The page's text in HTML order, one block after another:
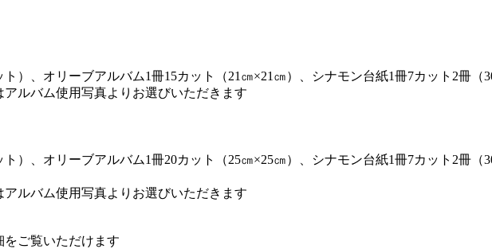
）、オリーブアルバム1冊15カット（21㎝×21㎝）、シナモン台紙1冊7カット2冊
ルバム使用写真よりお選びいただきます
）、オリーブアルバム1冊20カット（25㎝×25㎝）、シナモン台紙1冊7カット2冊
ルバム使用写真よりお選びいただきます
ご覧いただけます